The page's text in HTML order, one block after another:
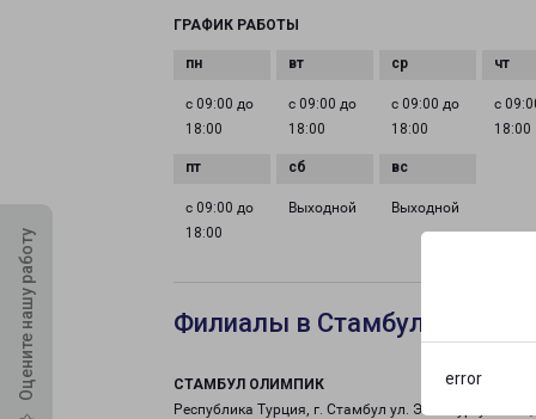
error
Оцените нашу работу
ГРАФИК РАБОТЫ
с 09:00 до
18:00
с 09:00 до
18:00
с 09:00 до
18:00
с
18:00
с 09:00 до
18:00
Выходной Выходной
Филиалы в Стамбуле
СТАМБУЛ ОЛИМПИК
Республика Турция, г. Стамбул ул. Эски Тургут Озал,